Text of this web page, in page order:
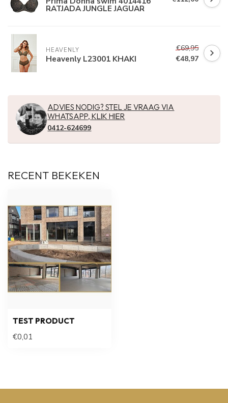
RATJADA JUNGLE JAGUAR
HEAVENLY
Heavenly L23001 KHAKI
€69,95
€48,97
ADVIES NODIG? STEL JE VRAAG VIA
WHATSAPP, KLIK HIER
0412-624699
RECENT BEKEKEN
TEST PRODUCT
€0,01